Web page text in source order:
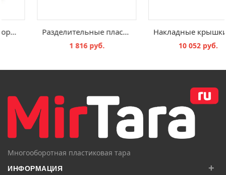
Продольные перегородки ESD для евроконтейнеров с ESD-защитой Разделительные пластины с защитой от электростатических разрядов Classic ESD ZP43
Многооборотная пластиковая тара
ИНФОРМАЦИЯ +